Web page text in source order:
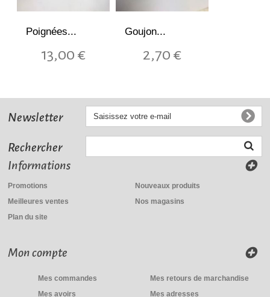
Poignées...
13,00 €
Goujon...
2,70 €
Chambre à...
16,80 €
Newsletter
Rechercher
Informations
Promotions
Nouveaux produits
Meilleures ventes
Nos magasins
Plan du site
Mon compte
Mes commandes
Mes retours de marchandise
Mes avoirs
Mes adresses